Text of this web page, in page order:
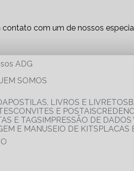
contato com um de nossos
SOMOS
APOSTILAS, LIVROS E LIVRETOS
CONVITES E POSTAIS
E TAGS IMPRESSÃO DE DADOS
E MANUSEIO DE KITS